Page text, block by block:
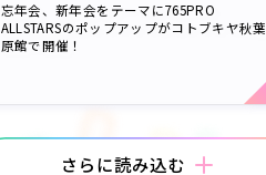
忘年会、新年会をテーマに765PRO
ALLSTARSのポップアップがコトブキヤ秋葉
原館で開催！
さらに読み込む